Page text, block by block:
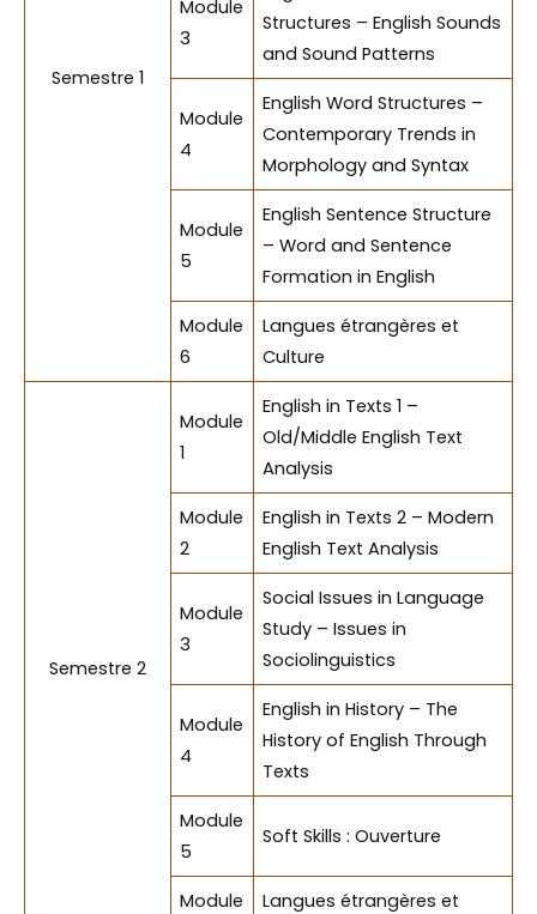
Semestre 1
Module
3
Structures – English Sounds
and Sound Patterns
Module
4
English Word Structures –
Contemporary Trends in
Morphology and Syntax
Module
5
English Sentence Structure
– Word and Sentence
Formation in English
Module
6
Langues étrangères et
Culture
Semestre 2
Module
1
English in Texts 1 –
Old/Middle English Text
Analysis
Module
2
English in Texts 2 – Modern
English Text Analysis
Module
3
Social Issues in Language
Study – Issues in
Sociolinguistics
Module
4
English in History – The
History of English Through
Texts
Module
5
Soft Skills : Ouverture
Module
Langues étrangères et